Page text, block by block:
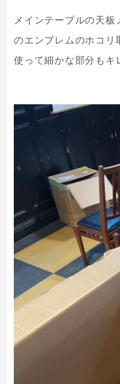
メインテーブルの天
のエンブレムのホコリ
使って細かな部分もキ